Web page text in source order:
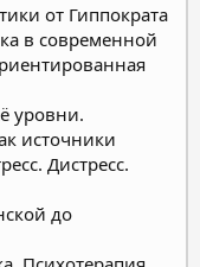
от Гиппократа
в современной
уровни.
источники
Дистресс.
до